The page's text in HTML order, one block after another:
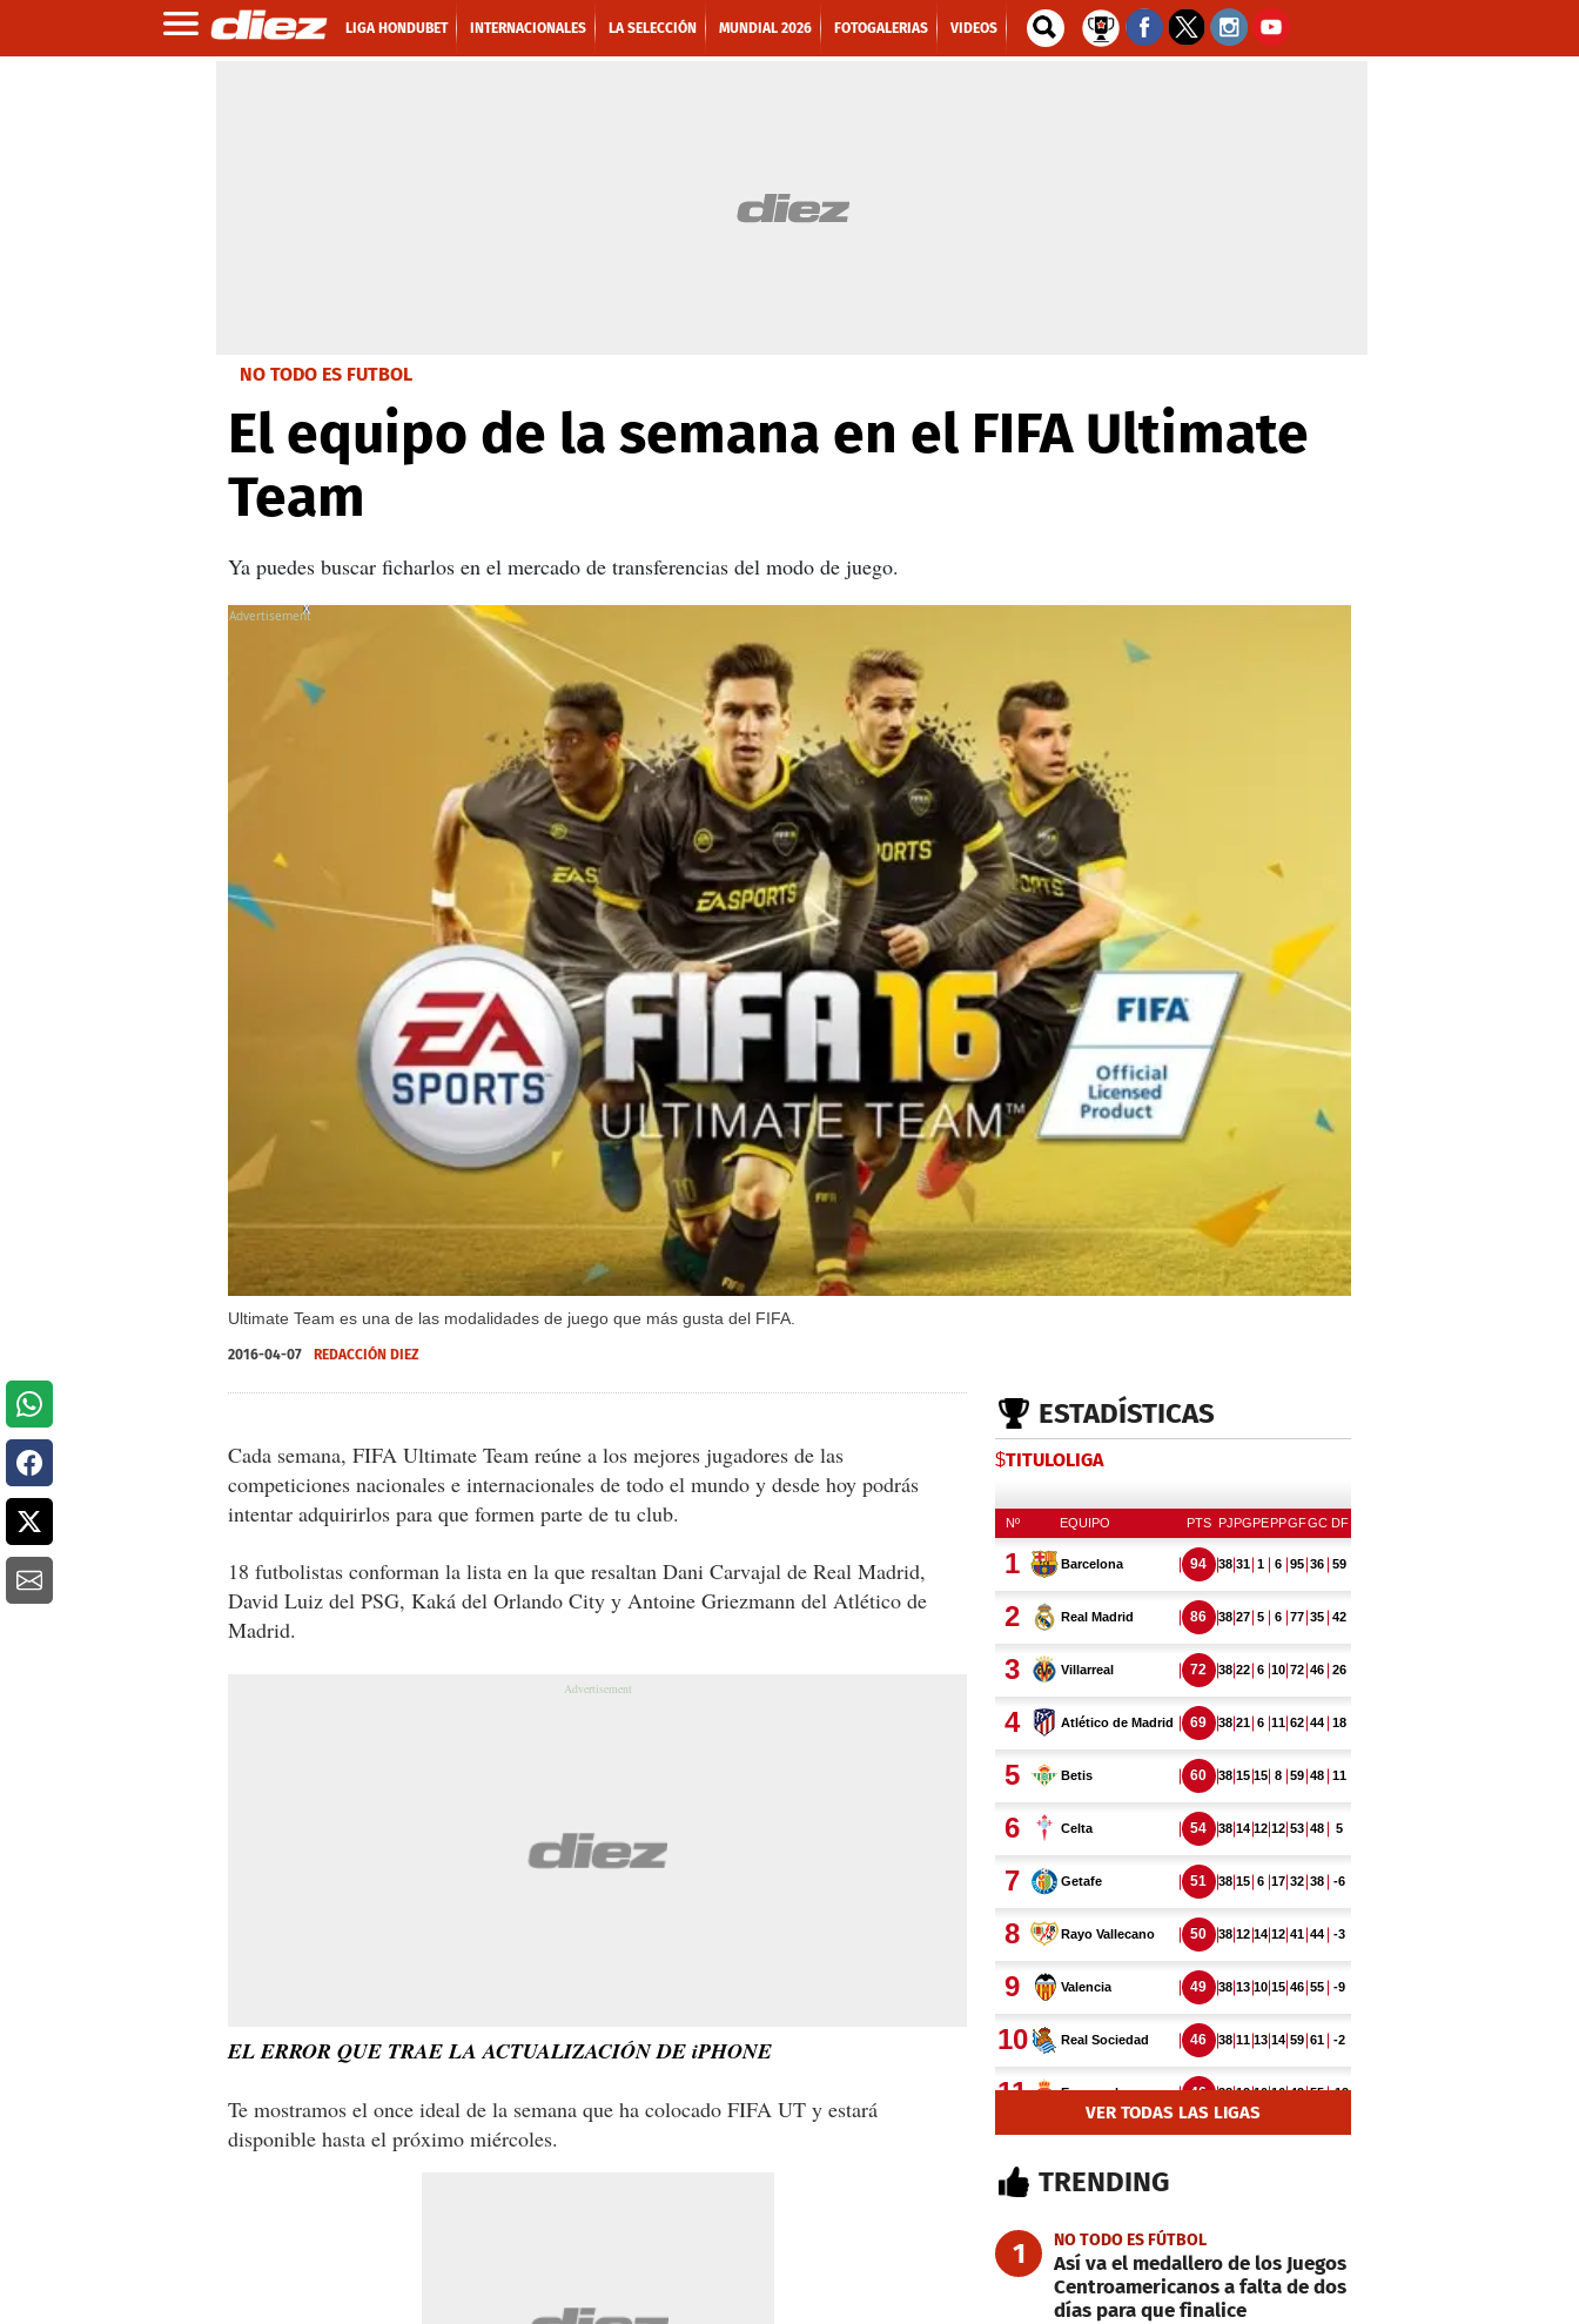
LIGA HONDUBET INTERNACIONALES LA SELECCIÓN MUNDIAL 2026 FOTOGALERIAS VIDEOS
NO TODO ES FUTBOL
El equipo de la semana en el FIFA Ultimate
Team
Ya puedes buscar ficharlos en el mercado de transferencias del modo de juego.
Ultimate Team es una de las modalidades de juego que más gusta del FIFA.
X
2016-04-07 REDACCIÓN DIEZ
Cada semana, FIFA Ultimate Team reúne a los mejores jugadores de las
competiciones nacionales e internacionales de todo el mundo y desde hoy podrás
intentar adquirirlos para que formen parte de tu club.
18 futbolistas conforman la lista en la que resaltan Dani Carvajal de Real Madrid,
David Luiz del PSG, Kaká del Orlando City y Antoine Griezmann del Atlético de
Madrid.
EL ERROR QUE TRAE LA ACTUALIZACIÓN DE iPHONE
Te mostramos el once ideal de la semana que ha colocado FIFA UT y estará
disponible hasta el próximo miércoles.
ESTADÍSTICAS
$TITULOLIGA
VER TODAS LAS LIGAS
TRENDING
1 NO TODO ES FÚTBOL
Así va el medallero de los Juegos
Centroamericanos a falta de dos
días para que finalice